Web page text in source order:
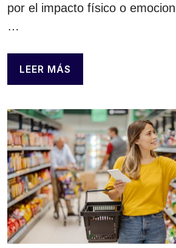
por el impacto físico o
…
LEER MÁS